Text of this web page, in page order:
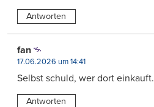
Antworten
fan
17.06.2026 um 14:41
Selbst schuld, wer dort einkauft.
Antworten